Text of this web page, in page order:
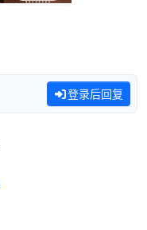
登录后回复